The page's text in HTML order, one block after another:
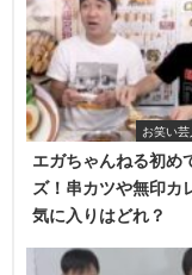
コボコにされます。
那須川天心がヒカキ
お笑い
エガちゃんねる初め
ズ！串カツや無印カ
気に入りはどれ？